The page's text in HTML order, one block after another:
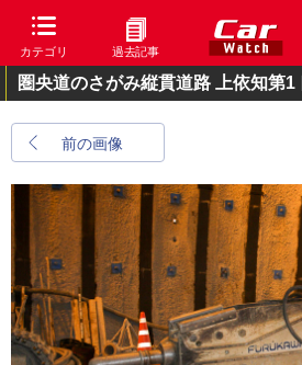
カテゴリ 過去記事
圏央道のさがみ縦貫道路 上依知第1
前の画像